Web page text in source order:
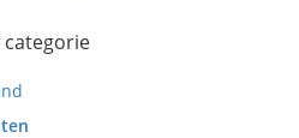
categorie